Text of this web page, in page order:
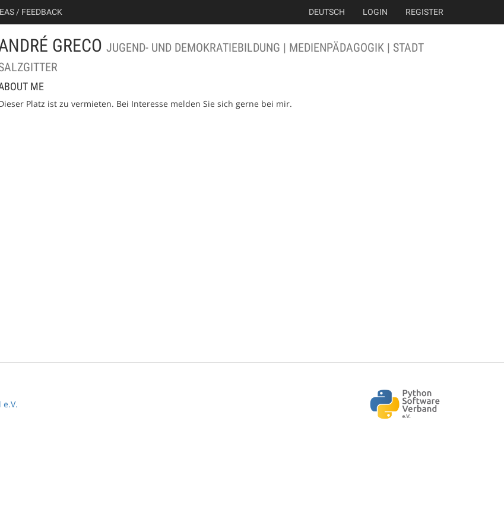
/ FEEDBACK DEUTSCH LOGIN REGISTER
GRECO JUGEND- UND DEMOKRATIEBILDUNG | MEDIENPÄDAGOGIK | STADT
ME
Platz ist zu vermieten. Bei Interesse melden Sie sich gerne bei mir.